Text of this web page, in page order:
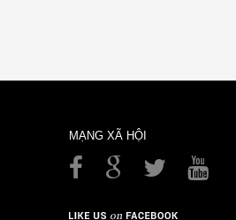
MẠNG XÃ HỘI